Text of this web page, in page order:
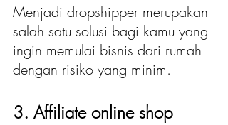
Menjadi dropshipper merupakan
salah satu solusi bagi kamu yang
ingin memulai bisnis dari rumah
dengan risiko yang minim.
3. Affiliate online shop